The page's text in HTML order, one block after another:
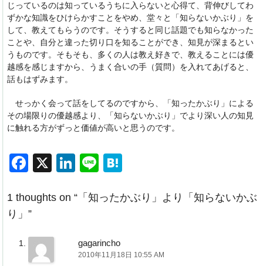
じっているのは知っているうちに入らないと心得て、背伸びしてわ
ずかな知識をひけらかすことをやめ、堂々と「知らないかぶり」を
して、教えてもらうのです。そうすると同じ話題でも知らなかった
ことや、自分と違った切り口を知ることができ、知見が深まるとい
うものです。そもそも、多くの人は教え好きで、教えることには優
越感を感じますから、うまく合いの手（質問）を入れてあげると、
話もはずみます。
せっかく会って話をしてるのですから、「知ったかぶり」による
その場限りの優越感より、「知らないかぶり」でより深い人の知見
に触れる方がずっと価値が高いと思うのです。
F
c
e
b
o
X
Li
k
dI
n
Li
e
e
1 thoughts on “ 「知ったかぶり」より「知らないかぶ
り」”
gagarincho
2010年11月18日 10:55 AM